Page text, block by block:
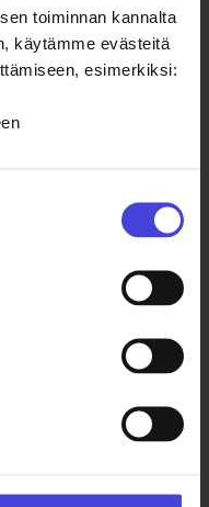
toiminnan kannalta
käytämme evästeitä
esimerkiksi: